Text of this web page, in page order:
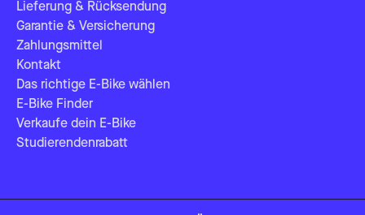
Lieferung & Rücksendung
Garantie & Versicherung
Zahlungsmittel
Kontakt
Das richtige E-Bike wählen
E-Bike Finder
Verkaufe dein E-Bike
Studierendenrabatt